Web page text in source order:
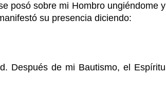
posó sobre mi Hombro ungiéndome y
su presencia diciendo:
Después de mi Bautismo, el Espíritu